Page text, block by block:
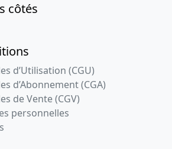
côtés
d’Utilisation (CGU)
d’Abonnement (CGA)
de Vente (CGV)
personnelles